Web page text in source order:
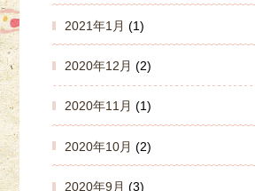
2021年1月 (1)
2020年12月 (2)
2020年11月 (1)
2020年10月 (2)
2020年9月 (3)